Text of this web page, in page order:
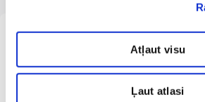
Atļaut visu
Ļaut atlasi
LV
Larisa Eriksone
Rehabilitologs
Fizikālās un rehabilitācijas